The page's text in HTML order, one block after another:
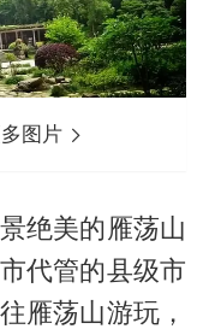
图片
绝美的雁荡山
代管的县级市
雁荡山游玩，